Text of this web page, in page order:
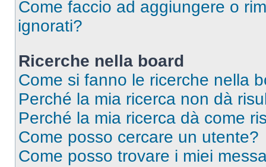
Come faccio ad aggiungere o
ignorati?
Ricerche nella board
Come si fanno le ricerche nella
Perché la mia ricerca non dà
Perché la mia ricerca dà come
Come posso cercare un utente?
Come posso trovare i miei